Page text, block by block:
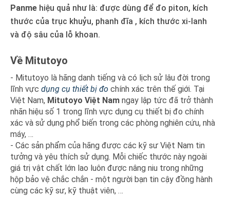
Panme hiệu quả như là: được dùng để đo piton, kích
thước của trục khuỷu, phanh đĩa , kích thước xi-lanh
và độ sâu của lỗ khoan.
Về Mitutoyo
- Mitutoyo là hãng danh tiếng và có lịch sử lâu đời trong
lĩnh vực dụng cụ thiết bị đo chính xác trên thế giới. Tại
Việt Nam, Mitutoyo Việt Nam ngay lập tức đã trở thành
nhãn hiệu số 1 trong lĩnh vực dụng cụ thiết bị đo chính
xác và sử dụng phổ biến trong các phòng nghiên cứu, nhà
máy, …
- Các sản phẩm của hãng được các kỹ sư Việt Nam tin
tưởng và yêu thích sử dụng. Mỗi chiếc thước này ngoài
giá trị vật chất lớn lao luôn được nâng niu trong những
hộp bảo vệ chắc chắn - một người bạn tin cậy đồng hành
cùng các kỹ sư, kỹ thuật viên, …